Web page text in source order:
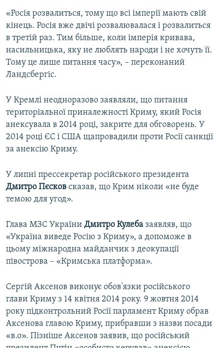
«Росія розвалиться, тому що всі імперії мають свій
кінець. Росія вже двічі розвалювалася і розвалиться
в третій раз. Тим більше, коли імперія кривава,
насильницька, яку не люблять народи і не хочуть її.
Тому це лише питання часу», – переконаний
Ландсбергіс.
У Кремлі неодноразово заявляли, що питання
територіальної приналежності Криму, який Росія
анексувала в 2014 році, закрите для обговорень. У
2014 році ЄС і США щапровадили проти Росії санкції
за анексію Криму.
У липні прессекретар російського президента
Дмитро Пєсков сказав, що Крим ніколи «не буде
темою для угод».
Глава МЗС України Дмитро Кулеба заявляв, що
«Україна виведе Росію з Криму», а допоможе в
цьому міжнародна майданчик з деокупації
півострова – «Кримська платформа».
Сергій Аксенов виконує обов'язки російського
глави Криму з 14 квітня 2014 року. 9 жовтня 2014
року підконтрольний Росії парламент Криму обрав
Аксенова главою Криму, прибравши з назви посади
«в.о». Пізніше Аксенов заявив, що російський